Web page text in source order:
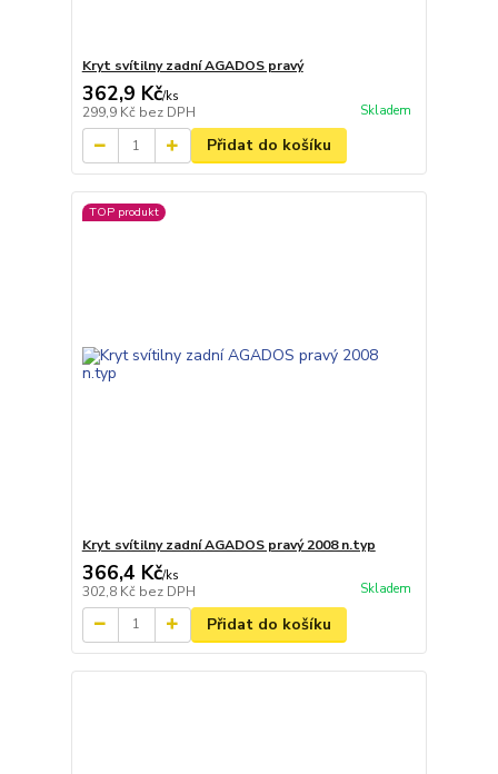
Kryt svítilny zadní AGADOS pravý
362,9 Kč/ks
299,9 Kč bez DPH Skladem
Přidat do košíku
TOP produkt
Kryt svítilny zadní AGADOS pravý 2008 n.typ
366,4 Kč/ks
302,8 Kč bez DPH Skladem
Přidat do košíku